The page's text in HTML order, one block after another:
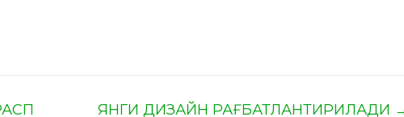
ЯНГИ ДИЗАЙН РАҒБАТЛАНТИРИЛАДИ